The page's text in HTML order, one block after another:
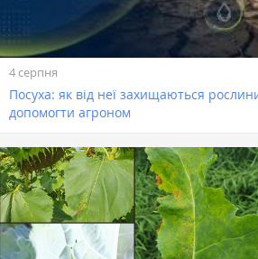
4 серпня
Посуха: як від неї захищаються
допомогти агроном